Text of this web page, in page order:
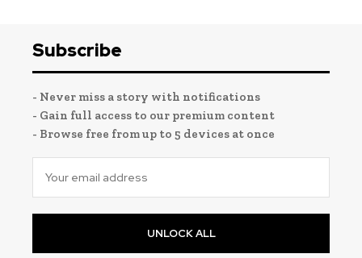
Subscribe
- Never miss a story with notifications
- Gain full access to our premium content
- Browse free from up to 5 devices at once
UNLOCK ALL